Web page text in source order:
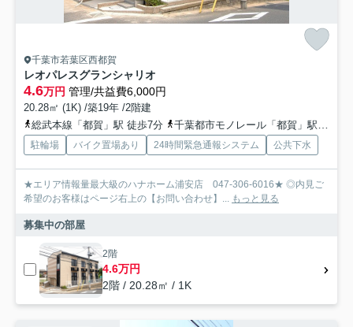
千葉市若葉区西都賀
レオパレスグランシャリオ
4.6万円 管理/共益費6,000円
20.28㎡ (1K) /築19年 /2階建
総武本線「都賀」駅 徒歩7分
千葉都市モノレール「都賀」駅 徒歩7分
駐輪場 バイク置場あり 24時間緊急通報システム 公共下水
★エリア情報量最大級のハナホーム浦安店 047-306-6016★ ◎内見ご
希望のお客様はページ右上の【お問い合わせ】...
もっと見る
募集中の部屋
2階
4.6万円
2階 / 20.28㎡ / 1K